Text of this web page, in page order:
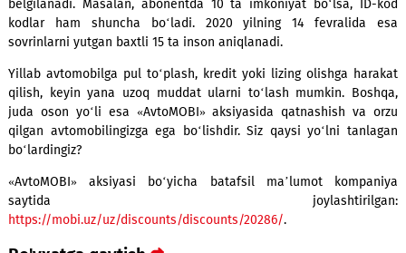
sovrin esa barcha ishtirokchilar o‘rtasida o‘ynaladi,-
berdi Mobiuz tijorat direktori Lola Filatova.
Yutish uchun imkoniyatlarni 2020 yilning 2 fevraligacha
mumkin. Shundan so‘ng har bir imkoniyatga noyob
belgilanadi. Masalan, abonentda 10 ta imkoniyat bo‘lsa,
kodlar ham shuncha bo‘ladi. 2020 yilning 14
Yillab avtomobilga pul to‘plash, kredit yoki lizing olishga
qilish, keyin yana uzoq muddat ularni to‘lash mumkin.
juda oson yo‘li esa «AvtoMOBI» aksiyasida qatnashish